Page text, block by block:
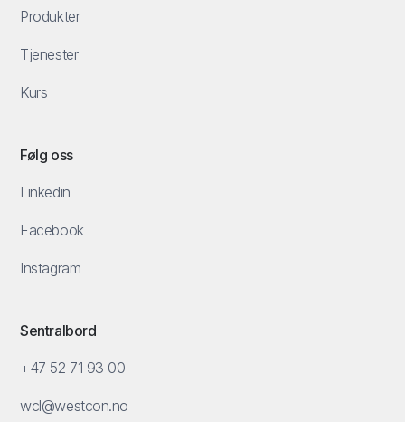
Produkter
Tjenester
Kurs
Følg oss
Linkedin
Facebook
Instagram
Sentralbord
+47 52 71 93 00
wcl@westcon.no